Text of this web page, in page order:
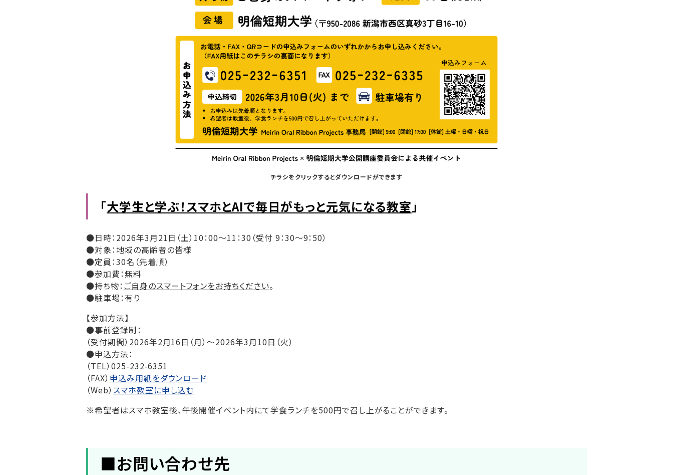
チラシをクリックするとダウンロードができます
「大学生と学ぶ！スマホとAIで毎日がもっと元気になる教室」
●日時：2026年3月21日（土）10：00～11：30（受付 9：30～9：50）
●対象：地域の高齢者の皆様
●定員：30名（先着順）
●参加費：無料
●持ち物： ご自身のスマートフォンをお持ちください。
●駐車場：有り
【参加方法】
●事前登録制：
（受付期間）2026年2月16日（月）～2026年3月10日（火）
●申込方法：
（TEL）025-232-6351
（FAX） 申込み用紙をダウンロード
（Web） スマホ教室に申し込む
※希望者はスマホ教室後、午後開催イベント内にて学食ランチを500円で召し上がることができます。
■お問い合わせ先